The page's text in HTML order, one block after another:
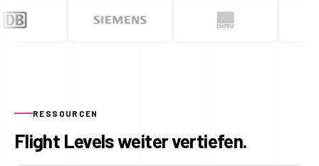
RESSOURCEN
Flight Levels weiter vertiefen.